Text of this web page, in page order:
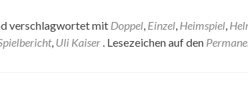
verschlagwortet mit Doppel, Einzel, Heimspiel,
, Uli Kaiser . Lesezeichen auf den